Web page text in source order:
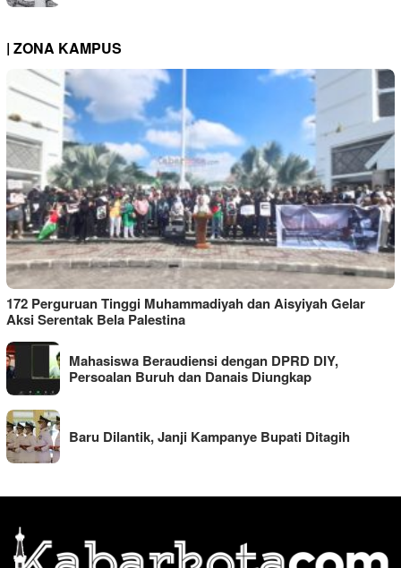
| ZONA KAMPUS
172 Perguruan Tinggi Muhammadiyah dan Aisyiyah Gelar
Aksi Serentak Bela Palestina
Mahasiswa Beraudiensi dengan DPRD DIY,
Persoalan Buruh dan Danais Diungkap
Baru Dilantik, Janji Kampanye Bupati Ditagih